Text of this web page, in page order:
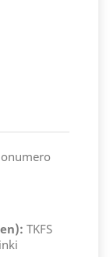
TKFS